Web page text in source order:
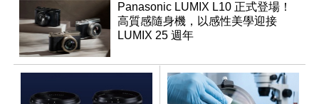
Panasonic LUMIX L10 正式登場！
高質感隨身機，以感性美學迎接
LUMIX 25 週年